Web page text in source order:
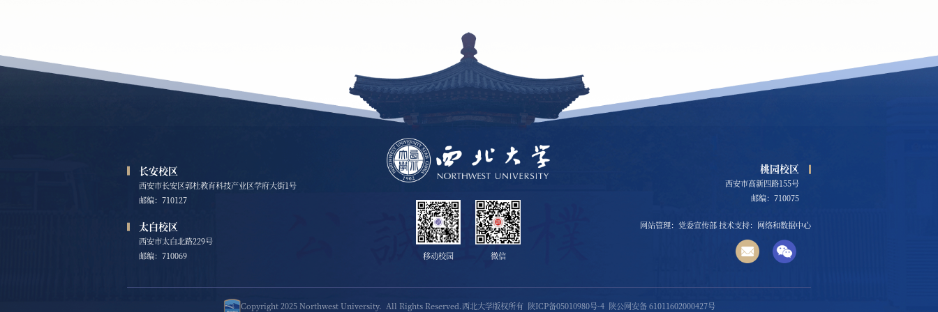
长安校区
西安市长安区郭杜教育科技产业区学府大街1号
邮编：710127
太白校区
西安市太白北路229号
邮编：710069
移动校园 微信
桃园校区
西安市高新四路155号
邮编：710075
网站管理：党委宣传部 技术支持：网络和数据中心
Copyright 2025 Northwest University. All Rights Reserved.西北大学版权所有 陕ICP备05010980号-4 陕公网安备 61011602000427号